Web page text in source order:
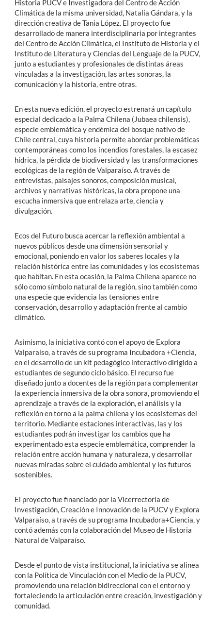
Historia PUCV e Investigadora del Centro de Acción
Climática de la misma universidad, Natalia Gándara, y la
dirección creativa de Tania López. El proyecto fue
desarrollado de manera interdisciplinaria por integrantes
del Centro de Acción Climática, el Instituto de Historia y el
Instituto de Literatura y Ciencias del Lenguaje de la PUCV,
junto a estudiantes y profesionales de distintas áreas
vinculadas a la investigación, las artes sonoras, la
comunicación y la historia, entre otras.
En esta nueva edición, el proyecto estrenará un capítulo
especial dedicado a la Palma Chilena (Jubaea chilensis),
especie emblemática y endémica del bosque nativo de
Chile central, cuya historia permite abordar problemáticas
contemporáneas como los incendios forestales, la escasez
hídrica, la pérdida de biodiversidad y las transformaciones
ecológicas de la región de Valparaíso. A través de
entrevistas, paisajes sonoros, composición musical,
archivos y narrativas históricas, la obra propone una
escucha inmersiva que entrelaza arte, ciencia y
divulgación.
Ecos del Futuro busca acercar la reflexión ambiental a
nuevos públicos desde una dimensión sensorial y
emocional, poniendo en valor los saberes locales y la
relación histórica entre las comunidades y los ecosistemas
que habitan. En esta ocasión, la Palma Chilena aparece no
sólo como símbolo natural de la región, sino también como
una especie que evidencia las tensiones entre
conservación, desarrollo y adaptación frente al cambio
climático.
Asimismo, la iniciativa contó con el apoyo de Explora
Valparaíso, a través de su programa Incubadora +Ciencia,
en el desarrollo de un kit pedagógico interactivo dirigido a
estudiantes de segundo ciclo básico. El recurso fue
diseñado junto a docentes de la región para complementar
la experiencia inmersiva de la obra sonora, promoviendo el
aprendizaje a través de la exploración, el análisis y la
reflexión en torno a la palma chilena y los ecosistemas del
territorio. Mediante estaciones interactivas, las y los
estudiantes podrán investigar los cambios que ha
experimentado esta especie emblemática, comprender la
relación entre acción humana y naturaleza, y desarrollar
nuevas miradas sobre el cuidado ambiental y los futuros
sostenibles.
El proyecto fue financiado por la Vicerrectoría de
Investigación, Creación e Innovación de la PUCV y Explora
Valparaíso, a través de su programa Incubadora+Ciencia, y
contó además con la colaboración del Museo de Historia
Natural de Valparaíso.
Desde el punto de vista institucional, la iniciativa se alinea
con la Política de Vinculación con el Medio de la PUCV,
promoviendo una relación bidireccional con el entorno y
fortaleciendo la articulación entre creación, investigación y
comunidad.